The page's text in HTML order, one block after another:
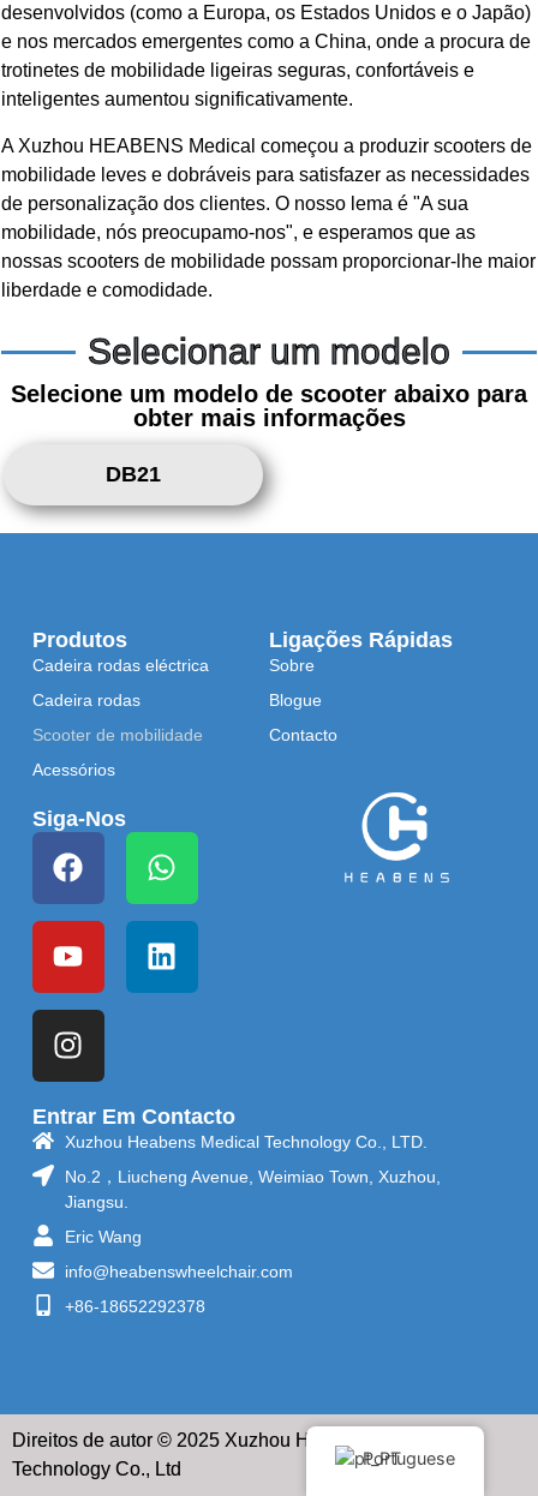
desenvolvidos (como a Europa, os Estados Unidos e o Japão)
e nos mercados emergentes como a China, onde a procura de
trotinetes de mobilidade ligeiras seguras, confortáveis e
inteligentes aumentou significativamente.
A Xuzhou HEABENS Medical começou a produzir scooters de
mobilidade leves e dobráveis para satisfazer as necessidades
de personalização dos clientes. O nosso lema é "A sua
mobilidade, nós preocupamo-nos", e esperamos que as
nossas scooters de mobilidade possam proporcionar-lhe maior
liberdade e comodidade.
Selecionar um modelo
Selecione um modelo de scooter abaixo para
obter mais informações
DB21
Entrar Em Contacto
Xuzhou Heabens Medical Technology Co., LTD.
No.2，Liucheng Avenue, Weimiao Town, Xuzhou,
Jiangsu.
Eric Wang
info@heabenswheelchair.com
+86-18652292378
Produtos
Cadeira rodas eléctrica
Cadeira rodas
Scooter de mobilidade
Acessórios
Ligações Rápidas
Sobre
Blogue
Contacto
Siga-Nos
Direitos de autor © 2025 Xuzhou Heabens Medical
Technology Co., Ltd
Portuguese